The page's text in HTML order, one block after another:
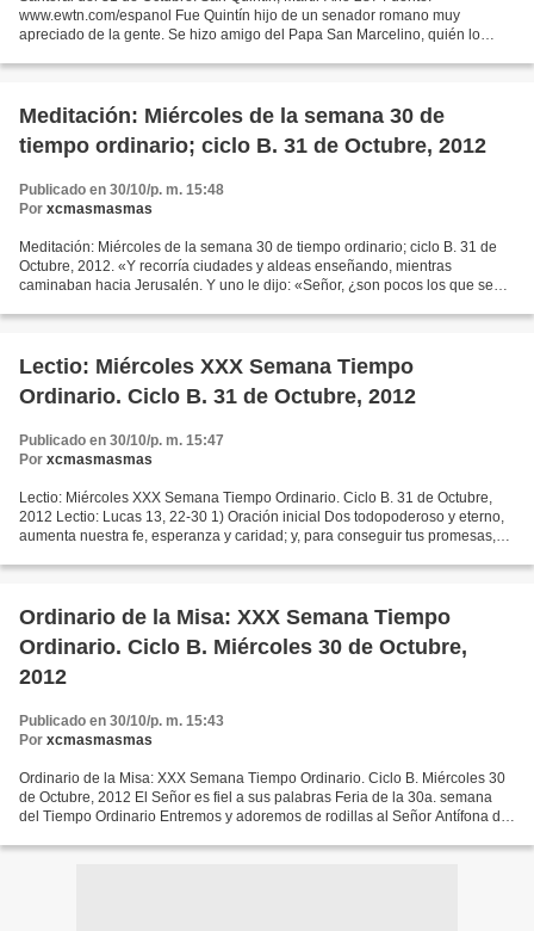
www.ewtn.com/espanol Fue Quintín hijo de un senador romano muy
apreciado de la gente. Se hizo amigo del Papa San Marcelino, quién lo
Meditación: Miércoles de la semana 30 de
tiempo ordinario; ciclo B. 31 de Octubre, 2012
Publicado en 30/10/p. m. 15:48
Por xcmasmasmas
Meditación: Miércoles de la semana 30 de tiempo ordinario; ciclo B. 31 de
Octubre, 2012. «Y recorría ciudades y aldeas enseñando, mientras
caminaban hacia Jerusalén. Y uno le dijo: «Señor, ¿son pocos los que se
Lectio: Miércoles XXX Semana Tiempo
Ordinario. Ciclo B. 31 de Octubre, 2012
Publicado en 30/10/p. m. 15:47
Por xcmasmasmas
Lectio: Miércoles XXX Semana Tiempo Ordinario. Ciclo B. 31 de Octubre,
2012 Lectio: Lucas 13, 22-30 1) Oración inicial Dos todopoderoso y eterno,
aumenta nuestra fe, esperanza y caridad; y, para conseguir tus promesas,
Ordinario de la Misa: XXX Semana Tiempo
Ordinario. Ciclo B. Miércoles 30 de Octubre,
2012
Publicado en 30/10/p. m. 15:43
Por xcmasmasmas
Ordinario de la Misa: XXX Semana Tiempo Ordinario. Ciclo B. Miércoles 30
de Octubre, 2012 El Señor es fiel a sus palabras Feria de la 30a. semana
del Tiempo Ordinario Entremos y adoremos de rodillas al Señor Antífona de